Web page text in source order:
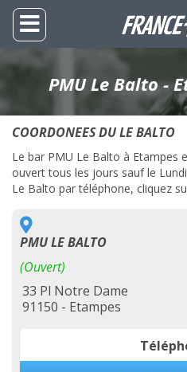
PMU Le Balto -
COORDONEES DU LE BALTO
Le bar PMU Le Balto à Etampes
ouvert tous les jours sauf le
Le Balto par téléphone, cliquez
PMU LE BALTO
(Ouvert)
33 Pl Notre Dame
91150 - Etampes